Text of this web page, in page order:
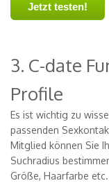
Jetzt testen!
3. C-date
Profile
Es ist wichtig zu
passenden
Mitglied können Sie
Suchradius
Größe, Haarfarbe